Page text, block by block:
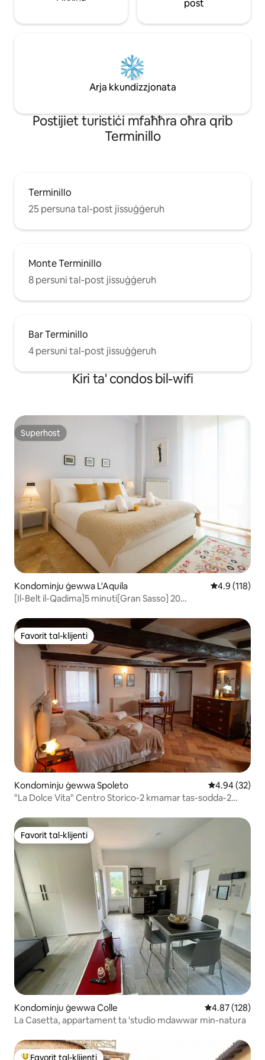
post
Arja kkundizzjonata
Роѕtіјіеt turіѕtіċі mfаħħrа оħrа qrіb
Terminillo
Terminillo
25 persuna tal-post jissuġġeruh
Monte Terminillo
8 persuni tal-post jissuġġeruh
Bar Terminillo
4 persuni tal-post jissuġġeruh
Kiri ta' condos bil-wifi
Superhost
Superhost
Kondominju ġewwa L'Aquila Rating
4.9 (118)
[Il-Belt il-Qadima]5 minuti[Gran Sasso] 20
Favorit tal-klijenti
Favorit tal-klijenti
Kondominju ġewwa Spoleto Rating medju
4.94 (32)
"La Dolce Vita" Centro Storico-2 kmamar tas-sodda-2
Favorit tal-klijenti
Favorit tal-klijenti
Kondominju ġewwa Colle Rating medju
4.87 (128)
La Casetta, appartament ta 'studio mdawwar min-natura
Favorit tal-klijenti